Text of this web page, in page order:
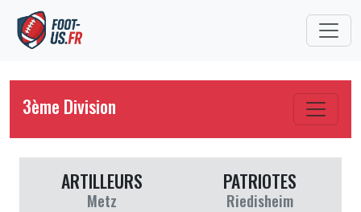
3ème Division
ARTILLEURS
Metz
PATRIOTES
Riedisheim